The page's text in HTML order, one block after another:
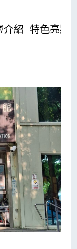
介紹 特色亮點